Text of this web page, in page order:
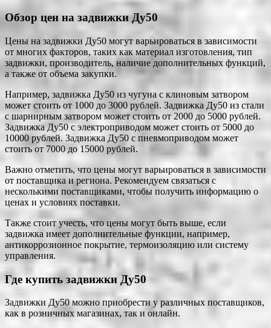
Обзор цен на задвижки Ду50
Цены на задвижки Ду50 могут варьироваться в зависимости
от многих факторов, таких как материал изготовления, тип
задвижки, производитель, наличие дополнительных функций,
а также от объема закупки.
Например, задвижка Ду50 из чугуна с клиновым затвором
может стоить от 1000 до 3000 рублей. Задвижка Ду50 из стали
с шарнирным затвором может стоить от 2000 до 5000 рублей.
Задвижка Ду50 с электроприводом может стоить от 5000 до
10000 рублей. Задвижка Ду50 с пневмоприводом может
стоить от 7000 до 15000 рублей.
Важно отметить, что цены могут варьироваться в зависимости
от поставщика и региона. Рекомендуем связаться с
несколькими поставщиками, чтобы получить информацию о
ценах и условиях поставки.
Также стоит учесть, что цены могут быть выше, если
задвижка имеет дополнительные функции, например,
антикоррозионное покрытие, термоизоляцию или систему
управления.
Где купить задвижки Ду50
Задвижки Ду50 можно приобрести у различных поставщиков,
как в розничных магазинах, так и онлайн.